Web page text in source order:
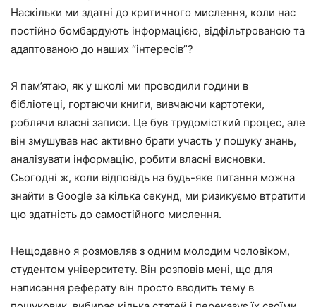
Наскільки ми здатні до критичного мислення, коли нас
постійно бомбардують інформацією, відфільтрованою та
адаптованою до наших “інтересів”?
Я пам’ятаю, як у школі ми проводили години в
бібліотеці, гортаючи книги, вивчаючи картотеки,
роблячи власні записи. Це був трудомісткий процес, але
він змушував нас активно брати участь у пошуку знань,
аналізувати інформацію, робити власні висновки.
Сьогодні ж, коли відповідь на будь-яке питання можна
знайти в Google за кілька секунд, ми ризикуємо втратити
цю здатність до самостійного мислення.
Нещодавно я розмовляв з одним молодим чоловіком,
студентом університету. Він розповів мені, що для
написання реферату він просто вводить тему в